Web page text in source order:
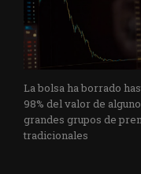
La bolsa ha borrado
98% del valor de
grandes grupos de
tradicionales